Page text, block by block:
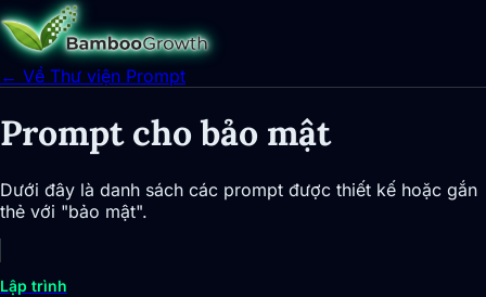
← Về Thư viện Prompt
Prompt cho bảo mật
Dưới đây là danh sách các prompt được thiết kế hoặc gắn
thẻ với "bảo mật".
Lập trình